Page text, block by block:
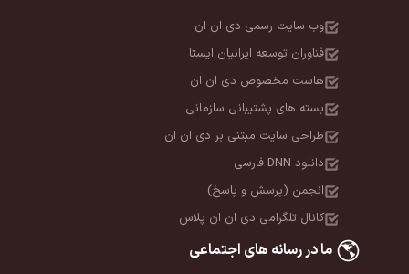
وب سایت رسمی دی ان ان
فناوران توسعه ایرانیان ایستا
هاست مخصوص دی ان ان
بسته های پشتیبانی سازمانی
طراحی سایت مبتنی بر دی ان ان
دانلود DNN فارسی
انجمن (پرسش و پاسخ)
کانال تلگرامی دی ان ان پلاس
ما در رسانه های اجتماعی